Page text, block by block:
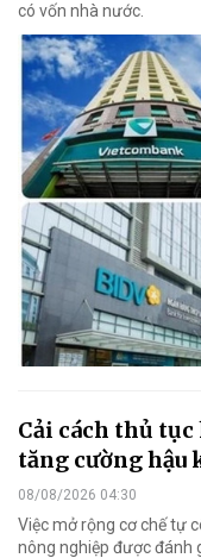
có vốn nhà nước.
Cải cách thủ
tăng cường hậu
08/08/2026 04:30
Việc mở rộng cơ chế tự
nông nghiệp được đánh